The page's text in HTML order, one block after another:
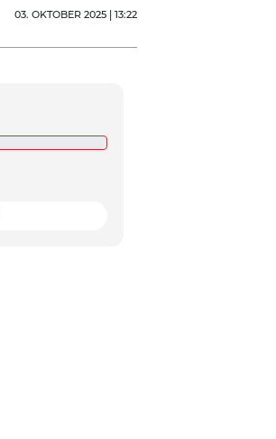
03. OKTOBER 2025 | 13:22